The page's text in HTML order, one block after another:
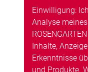
Einwilligung:
Analyse
Inhalte,
Erkenntnisse
und Produkte.